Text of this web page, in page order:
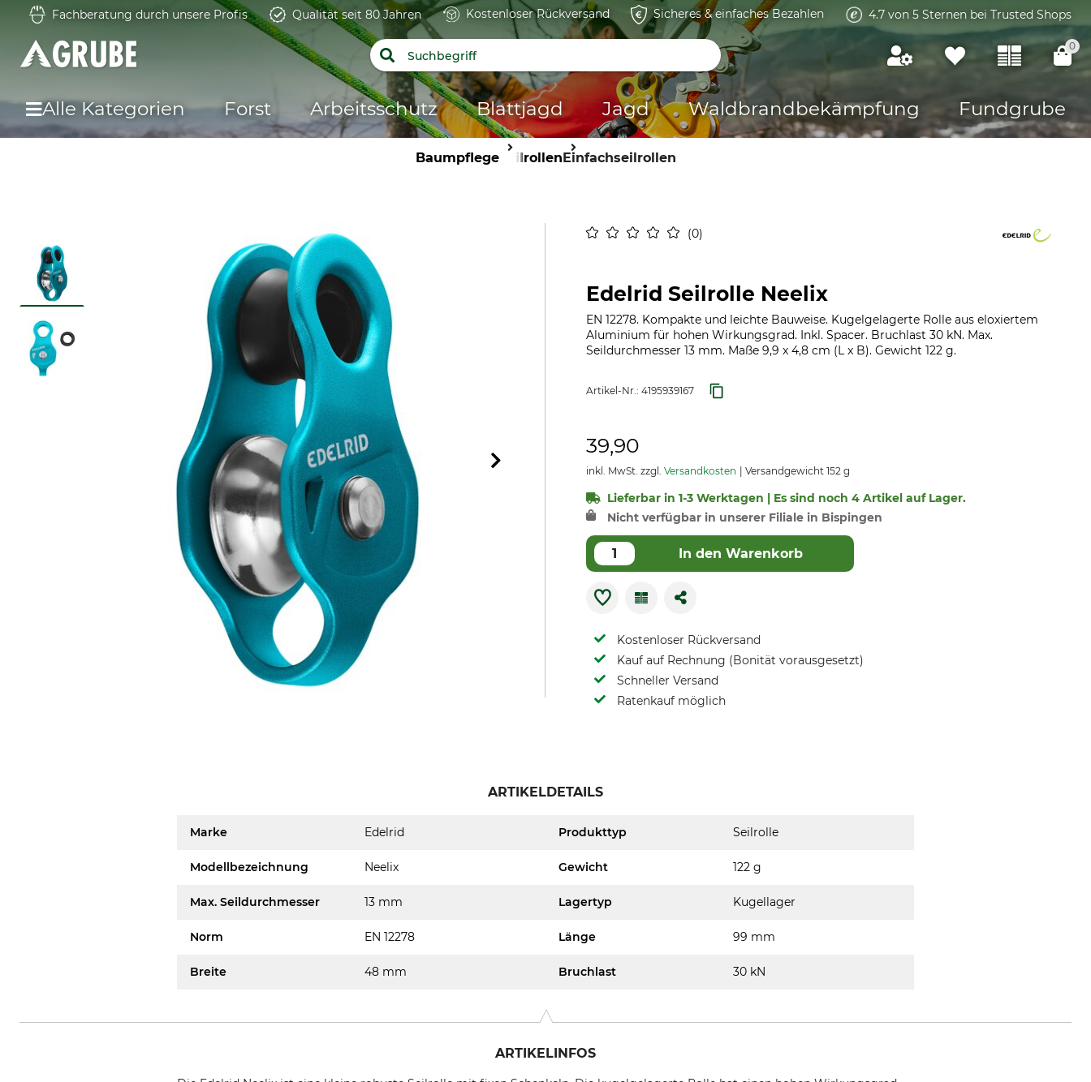
Fachberatung durch unsere Profis Qualität seit 80 Jahren Kostenloser Rückversand Sicheres & einfaches Bezahlen 4.7 von 5 Sternen bei Trusted Shops
0
Alle Kategorien Forst Arbeitsschutz Blattjagd Jagd Waldbrandbekämpfung Fundgrube
BaumpflegeSeilrollenEinfachseilrollen
0
Edelrid Seilrolle Neelix
EN 12278. Kompakte und leichte Bauweise. Kugelgelagerte Rolle aus eloxiertem
Aluminium für hohen Wirkungsgrad. Inkl. Spacer. Bruchlast 30 kN. Max.
Seildurchmesser 13 mm. Maße 9,9 x 4,8 cm (L x B). Gewicht 122 g.
Artikel-Nr.: 4195939167
39,90
inkl. MwSt. zzgl. Versandkosten Versandgewicht 152 g
Lieferbar in 1-3 Werktagen | Es sind noch 4 Artikel auf Lager.
Nicht verfügbar in unserer Filiale in Bispingen
In den Warenkorb
Kostenloser Rückversand
Kauf auf Rechnung (Bonität vorausgesetzt)
Schneller Versand
Ratenkauf möglich
ARTIKELDETAILS
Marke Edelrid Produkttyp Seilrolle
Modellbezeichnung Neelix Gewicht 122 g
Max. Seildurchmesser 13 mm Lagertyp Kugellager
Norm EN 12278 Länge 99 mm
Breite 48 mm Bruchlast 30 kN
ARTIKELINFOS